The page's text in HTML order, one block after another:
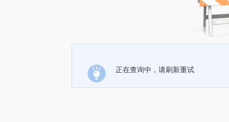
正在查询中，请刷新重试